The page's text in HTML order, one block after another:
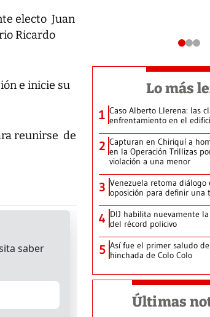
electo Juan
Ricardo
e inicie su
reunirse de
Lo más
1 Caso Alberto Llerena: las
enfrentamiento en el
2 Capturan en Chiriquí a
en la Operación Trillizas
violación a una menor
3 Venezuela retoma diálogo
oposición para definir una
4 DIJ habilita nuevamente
del récord policivo
5 Así fue el primer saludo
hinchada de Colo Colo
Últimas